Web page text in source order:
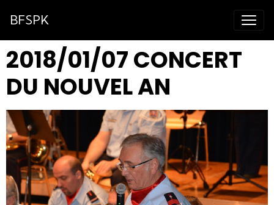
BFSPK
2018/01/07 CONCERT
DU NOUVEL AN